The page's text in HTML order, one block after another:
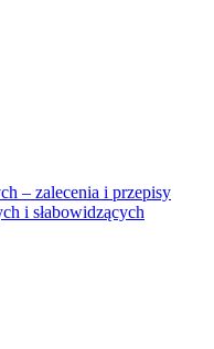
– zalecenia i przepisy
i słabowidzących